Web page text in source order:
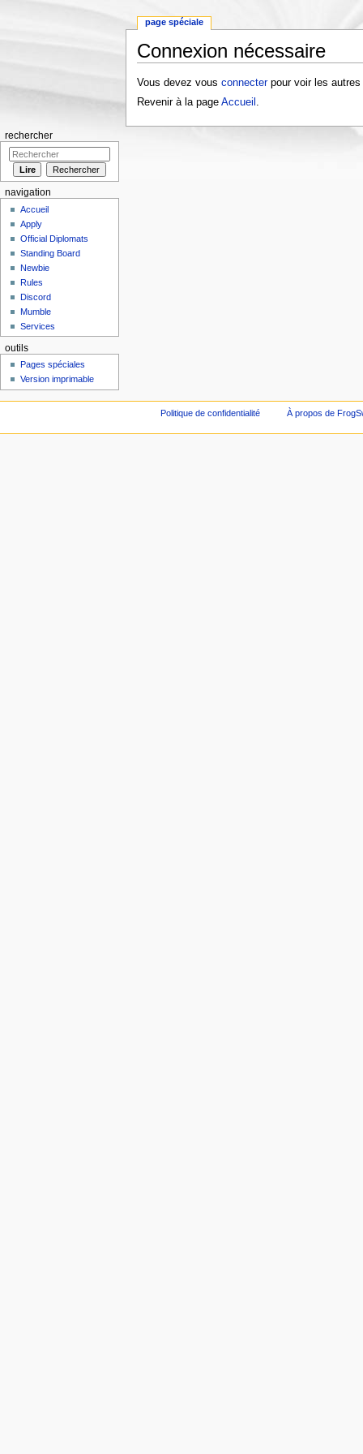
Connexion nécessaire
Vous devez vous connecterpour voir les autres
Revenir à la page Accueil .
page spéciale
rechercher
navigation
Accueil
Apply
Official Diplomats
Standing Board
Newbie
Rules
Discord
Mumble
Services
outils
Pages spéciales
Version imprimable
Politique de confidentialité À propos de